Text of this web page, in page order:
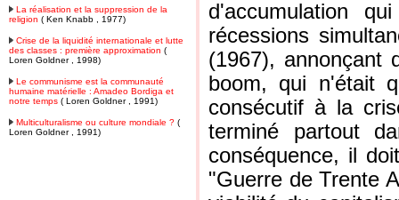
La réalisation et la suppression de la
religion ( Ken Knabb , 1977)
Crise de la liquidité internationale et lutte
des classes : première approximation (
Loren Goldner , 1998)
Le communisme est la communauté
humaine matérielle : Amadeo Bordiga et
notre temps ( Loren Goldner , 1991)
Multiculturalisme ou culture mondiale ? (
Loren Goldner , 1991)
d'accumulation
récessions
(1967), annonçant
boom, qui n'était
consécutif à la
terminé partout
conséquence, il
"Guerre de Trente